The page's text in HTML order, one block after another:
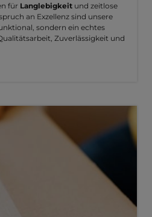
für Langlebigkeit und zeitlose
an Exzellenz sind unsere
sondern ein echtes
Zuverlässigkeit und